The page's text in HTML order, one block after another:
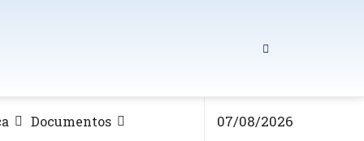
Documentos 07/08/2026